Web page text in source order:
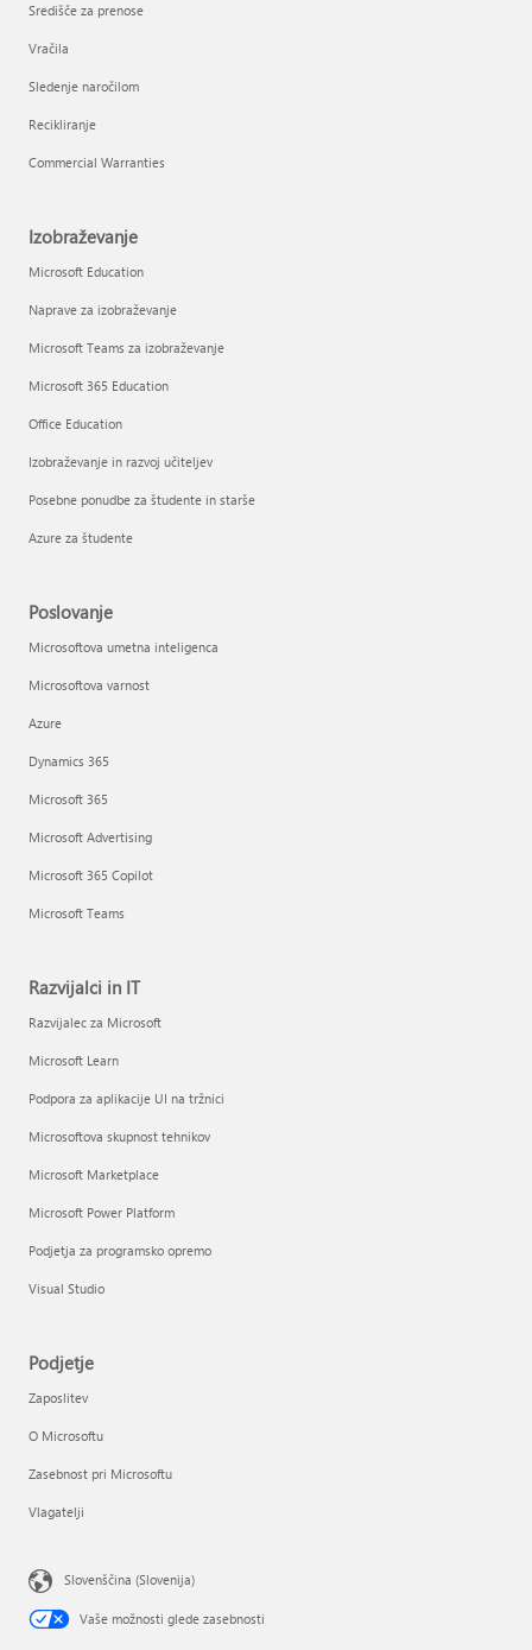
Središče za prenose
Vračila
Sledenje naročilom
Recikliranje
Commercial Warranties
Izobraževanje
Microsoft Education
Naprave za izobraževanje
Microsoft Teams za izobraževanje
Microsoft 365 Education
Office Education
Izobraževanje in razvoj učiteljev
Posebne ponudbe za študente in starše
Azure za študente
Poslovanje
Microsoftova umetna inteligenca
Microsoftova varnost
Azure
Dynamics 365
Microsoft 365
Microsoft Advertising
Microsoft 365 Copilot
Microsoft Teams
Razvijalci in IT
Razvijalec za Microsoft
Microsoft Learn
Podpora za aplikacije UI na tržnici
Microsoftova skupnost tehnikov
Microsoft Marketplace
Microsoft Power Platform
Podjetja za programsko opremo
Visual Studio
Podjetje
Zaposlitev
O Microsoftu
Zasebnost pri Microsoftu
Vlagatelji
Slovenščina (Slovenija)
Vaše možnosti glede zasebnosti